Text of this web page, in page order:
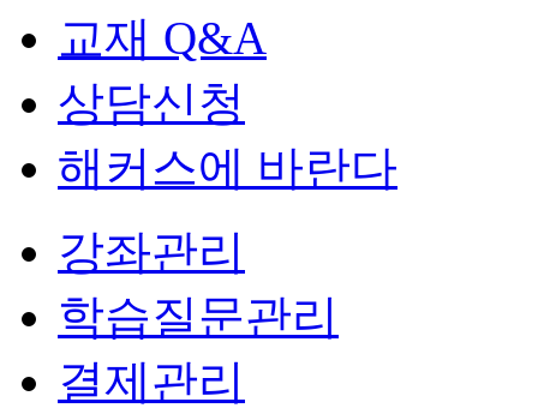
교재 Q&A
상담신청
해커스에 바란다
강좌관리
학습질문관리
결제관리